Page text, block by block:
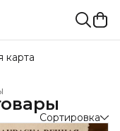
карта
Сортировка